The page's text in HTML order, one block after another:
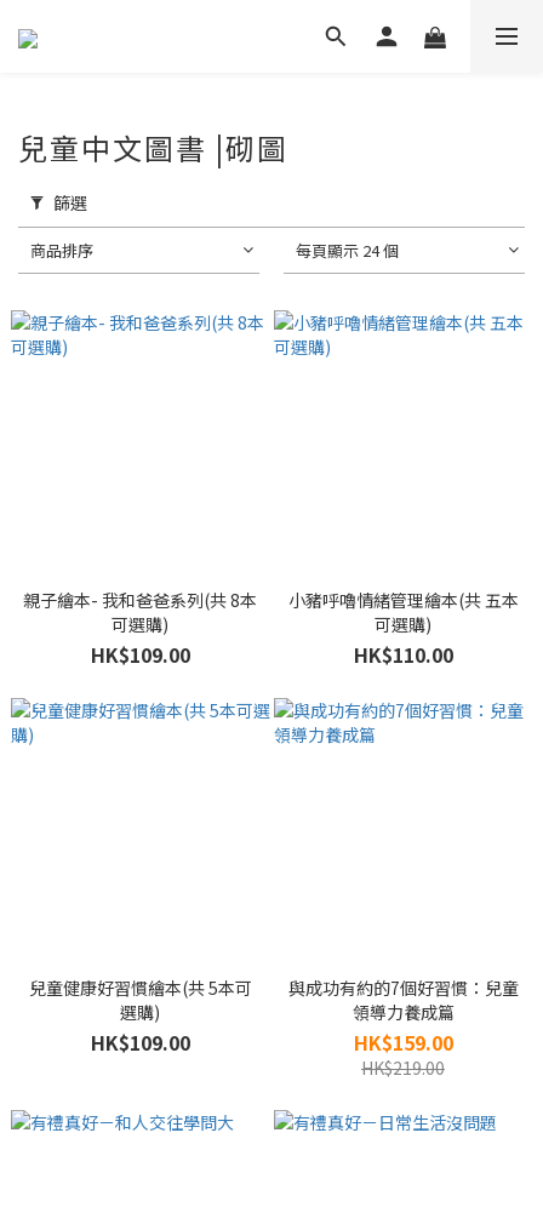
兒童中文圖書 |砌圖
篩選
商品排序 每頁顯示 24 個
親子繪本- 我和爸爸系列(共 8本
可選購)
HK$109.00
小豬呼嚕情緒管理繪本(共 五本
可選購)
HK$110.00
兒童健康好習慣繪本(共 5本可
選購)
HK$109.00
與成功有約的7個好習慣：兒童
領導力養成篇
HK$159.00
HK$219.00